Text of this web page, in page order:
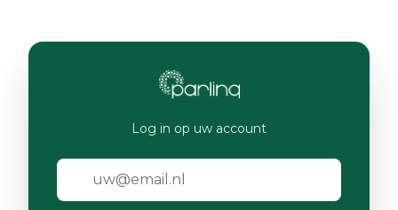
Log in op uw account